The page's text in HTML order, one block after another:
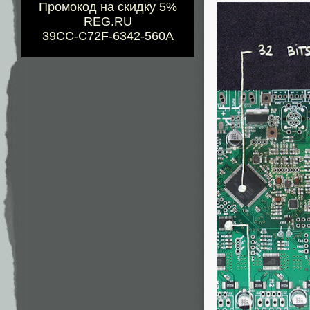
Промокод на скидку 5%
REG.RU
39CC-C72F-6342-560A